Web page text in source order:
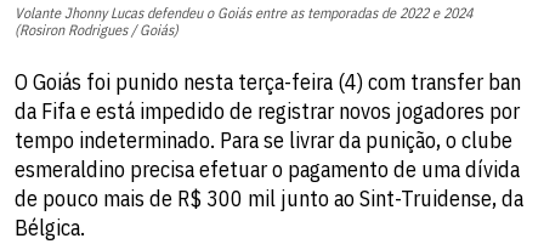
Volante Jhonny Lucas defendeu o Goiás entre as temporadas de 2022 e 2024
(Rosiron Rodrigues / Goiás)
O Goiás foi punido nesta terça-feira (4) com transfer ban
da Fifa e está impedido de registrar novos jogadores por
tempo indeterminado. Para se livrar da punição, o clube
esmeraldino precisa efetuar o pagamento de uma dívida
de pouco mais de R$ 300 mil junto ao Sint-Truidense, da
Bélgica.